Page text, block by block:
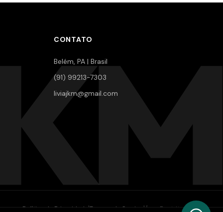
CONTATO
Belém, PA | Brasil
(91) 99213-7303
liviajkm@gmail.com
Política de Privacidade|Termos de Serviço|Área Restrita